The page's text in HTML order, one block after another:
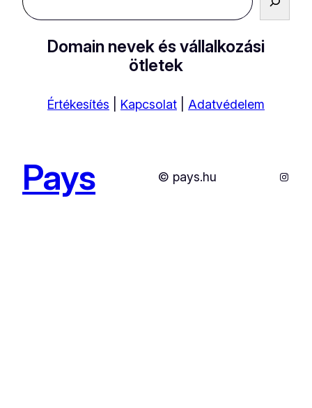
Domain nevek és vállalkozási
ötletek
Értékesítés Kapcsolat Adatvédelem
Pays © pays.hu